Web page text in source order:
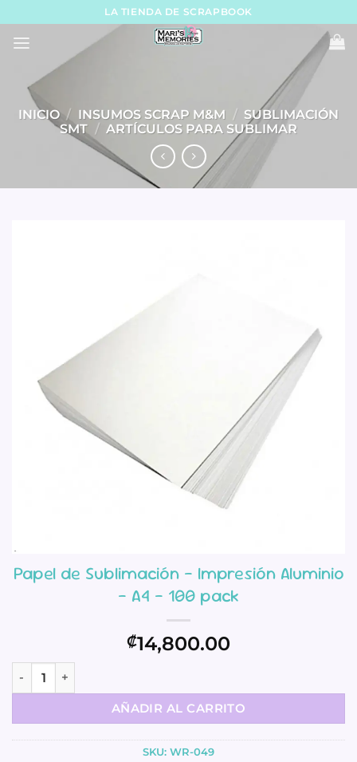
to
content
LA TIENDA DE SCRAPBOOK
INICIO / INSUMOS SCRAP M&M / SUBLIMACIÓN
SMT / ARTÍCULOS PARA SUBLIMAR
Papel de Sublimación – Impresión Aluminio
– A4 – 100 pack
₡14,800.00
Papel de Sublimación - Impresión Aluminio - A4 - 100
AÑADIR AL CARRITO
SKU: WR-049